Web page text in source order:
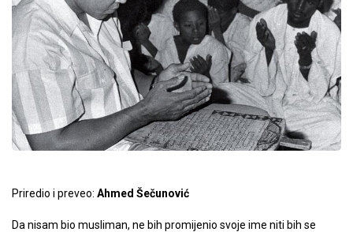
Priredio i preveo: Ahmed Šečunović
Da nisam bio musliman, ne bih promijenio svoje ime niti bih se